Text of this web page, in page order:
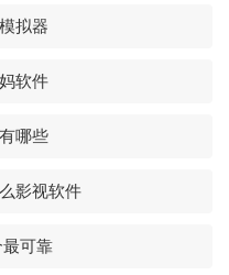
拟器
软件
哪些
影视软件
最可靠